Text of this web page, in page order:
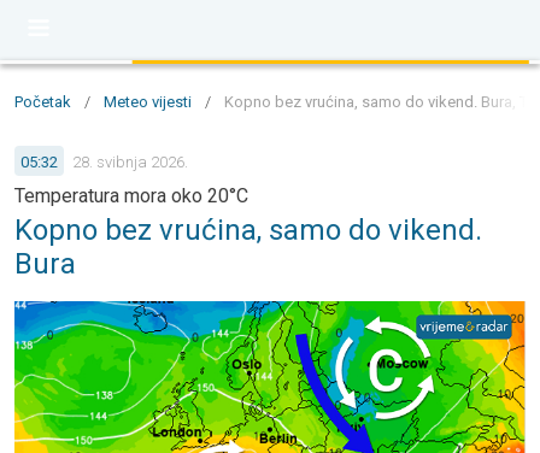
Početak / Meteo vijesti / Kopno bez vrućina, samo do vikend. Bura,
05:32 28. svibnja 2026.
Temperatura mora oko 20°C
Kopno bez vrućina, samo do vikend.
Bura